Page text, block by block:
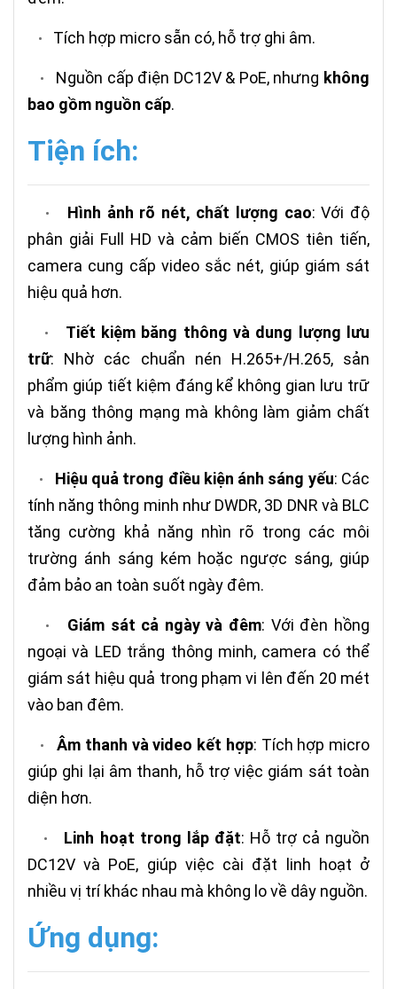
• Tích hợp micro sẵn có, hỗ trợ ghi âm.
• Nguồn cấp điện DC12V & PoE, nhưng không
bao gồm nguồn cấp.
Tiện ích:
• Hình ảnh rõ nét, chất lượng cao: Với độ
phân giải Full HD và cảm biến CMOS tiên tiến,
camera cung cấp video sắc nét, giúp giám sát
hiệu quả hơn.
• Tiết kiệm băng thông và dung lượng lưu
trữ: Nhờ các chuẩn nén H.265+/H.265, sản
phẩm giúp tiết kiệm đáng kể không gian lưu trữ
và băng thông mạng mà không làm giảm chất
lượng hình ảnh.
• Hiệu quả trong điều kiện ánh sáng yếu: Các
tính năng thông minh như DWDR, 3D DNR và BLC
tăng cường khả năng nhìn rõ trong các môi
trường ánh sáng kém hoặc ngược sáng, giúp
đảm bảo an toàn suốt ngày đêm.
• Giám sát cả ngày và đêm: Với đèn hồng
ngoại và LED trắng thông minh, camera có thể
giám sát hiệu quả trong phạm vi lên đến 20 mét
vào ban đêm.
•Âm thanh và video kết hợp: Tích hợp micro
giúp ghi lại âm thanh, hỗ trợ việc giám sát toàn
diện hơn.
• Linh hoạt trong lắp đặt: Hỗ trợ cả nguồn
DC12V và PoE, giúp việc cài đặt linh hoạt ở
nhiều vị trí khác nhau mà không lo về dây nguồn.
Ứng dụng: